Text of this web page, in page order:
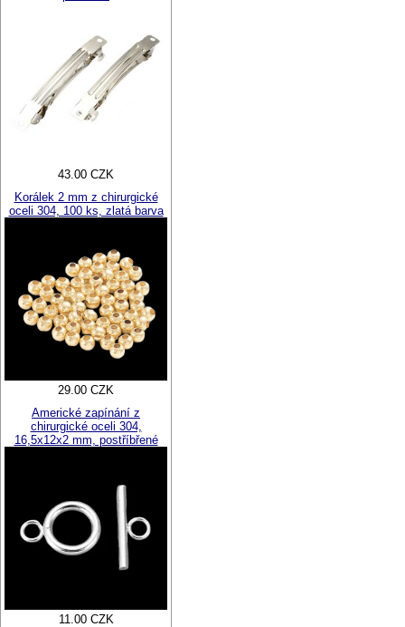
43.00 CZK
Korálek 2 mm z chirurgické
oceli 304, 100 ks, zlatá barva
29.00 CZK
Americké zapínání z
chirurgické oceli 304,
16,5x12x2 mm, postříbřené
11.00 CZK